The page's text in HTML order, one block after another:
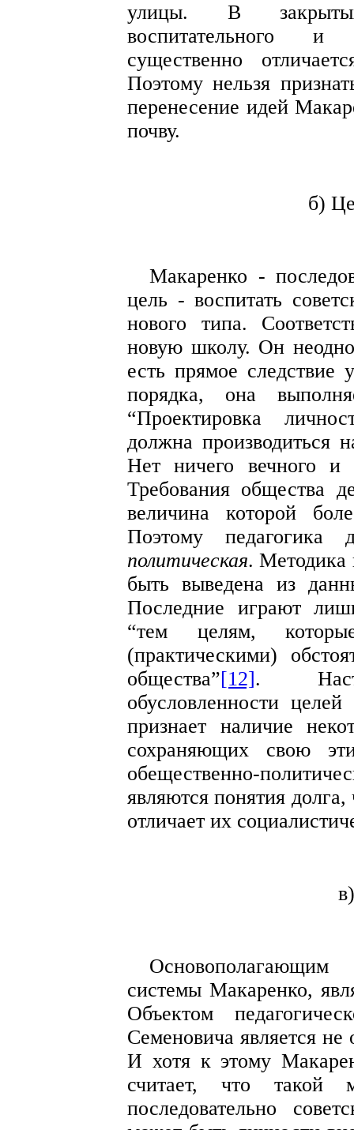
улицы. В
воспитательного и
существенно
Поэтому нельзя
перенесение идей
почву.
б)
Макаренко -
цель - воспитать
нового типа.
новую школу. Он
есть прямое следствие
порядка, она
“Проектировка
должна производиться
Нет ничего вечного и
Требования общества
величина которой
Поэтому
политическая. Методика
быть выведена из
Последние играют
“тем целям,
(практическими)
общества”[12].
обусловленности
признает наличие
сохраняющих свою
обещественно-
являются понятия
отличает их
системы Макаренко,
Объектом
Семеновича является не
И хотя к этому
считает, что такой
последовательно